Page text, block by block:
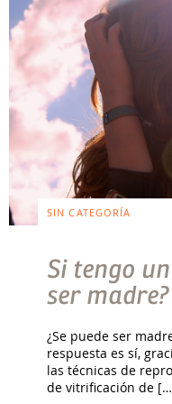
SIN CATEGORÍA
Si tengo
ser madre?
¿Se puede ser
respuesta es sí,
las técnicas de
de vitrificación de